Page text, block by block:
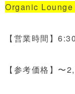
Organic
【営業時間】
【参考価格】〜